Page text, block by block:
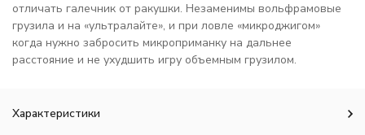
отличать галечник от ракушки. Незаменимы вольфрамовые
грузила и на «ультралайте», и при ловле «микроджигом»
когда нужно забросить микроприманку на дальнее
расстояние и не ухудшить игру объемным грузилом.
Характеристики